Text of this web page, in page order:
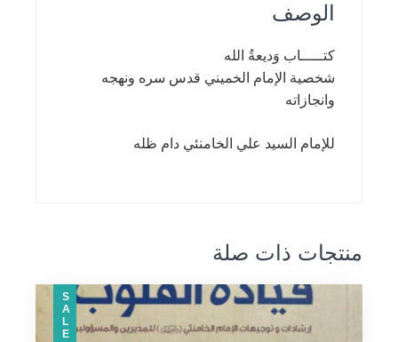
الوصف
كتـــــاب وَديعةُ الله
شخصية الإمام الخميني قدس سره ونهجه
وانجازاته
للإمام السيد علي الخامنئي دام ظله
منتجات ذات صلة
SALE